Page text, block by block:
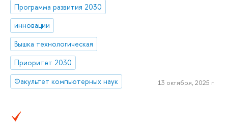
Программа развития 2030
инновации
Вышка технологическая
Приоритет 2030
Факультет компьютерных наук
13 октября, 2025 г.